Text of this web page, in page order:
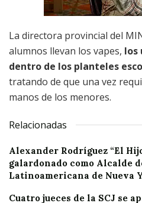
La directora provincial del
alumnos llevan los vapes, los
dentro de los planteles
tratando de que una vez
manos de los menores.
Relacionadas
Alexander Rodríguez “El
galardonado como Alcalde
Latinoamericana de Nueva
Cuatro jueces de la SCJ se